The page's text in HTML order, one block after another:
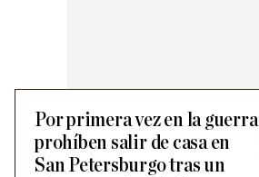
Por primera vez en la guerra
prohíben salir de casa en
San Petersburgo tras un